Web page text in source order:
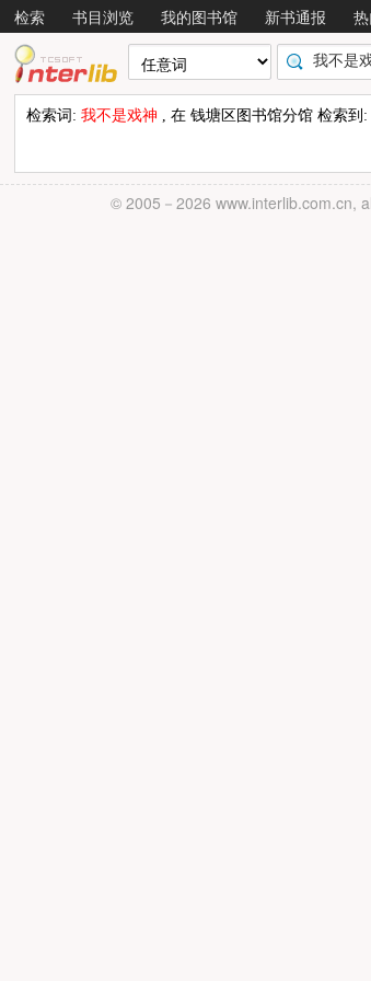
检索 书目浏览 我的图书馆 新书通报
检索词:我不是戏神 , 在 钱塘区图书馆分馆 检索到
© 2005－ 2026 www.interlib.com.cn,